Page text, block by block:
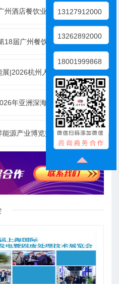
酒店餐饮业博览会|广州餐博会
18届广州餐饮食材展览会
杭州人形机器人展|仿生机器人展5月启幕
亚洲深海开发与海底作业装备博览交易会
产业博览交易会2026年12月18日举办
13127912000
13262892000
18001999868